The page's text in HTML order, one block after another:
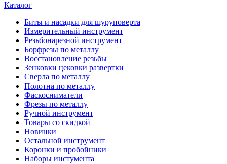
Каталог
Биты и насадки для шуруповерта
Измерительный инструмент
Резьбонарезной инструмент
Борфрезы по металлу
Восстановление резьбы
Зенковки цековки развертки
Сверла по металлу
Полотна по металлу
Фаскосниматели
Фрезы по металлу
Ручной инструмент
Товары со скидкой
Новинки
Остальной инструмент
Коронки и пробойники
Наборы инстумента